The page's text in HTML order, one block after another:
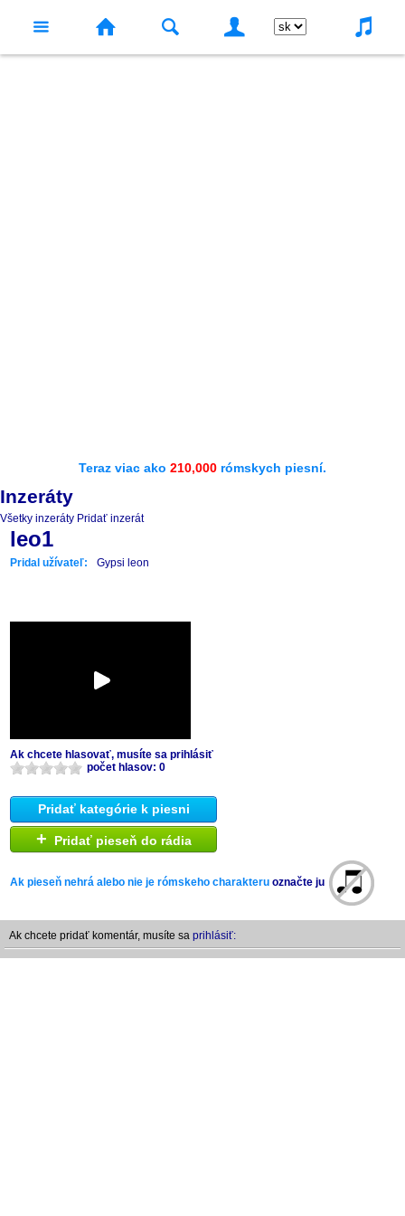
Teraz viac ako 210,000 rómskych piesní.
Inzeráty
Všetky inzeráty Pridať inzerát
leo1
Pridal užívateľ: Gypsi leon
Ak chcete hlasovať, musíte sa prihlásiť
počet hlasov: 0
Pridať kategórie k piesni
+ Pridať pieseň do rádia
Ak pieseň nehrá alebo nie je rómskeho charakteru označte ju
Ak chcete pridať komentár, musíte sa prihlásiť: